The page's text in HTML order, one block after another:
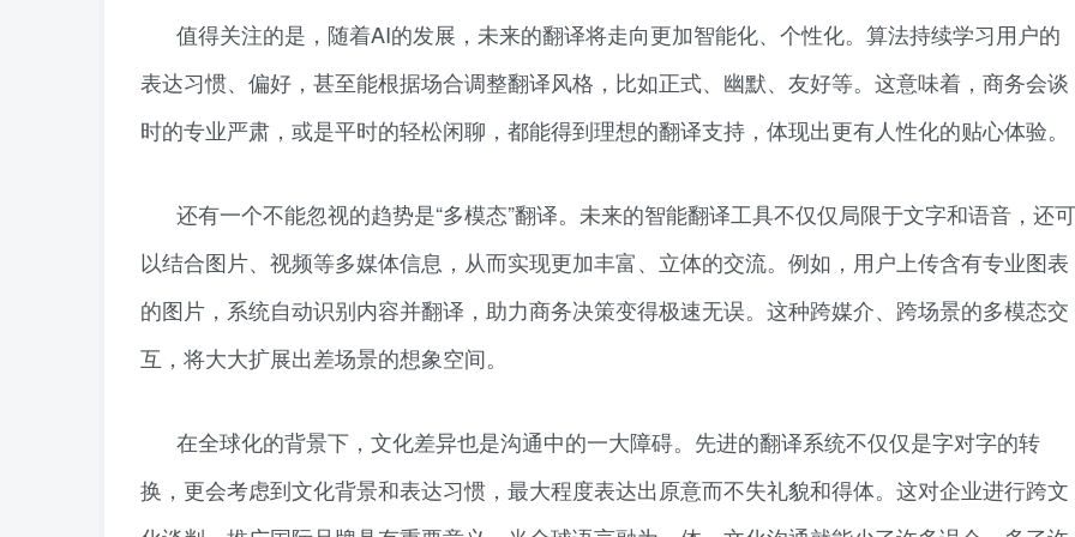
值得关注的是，随着AI的发展，未来的翻译将走向更加智能化、个性化。算法持续学习用户的
表达习惯、偏好，甚至能根据场合调整翻译风格，比如正式、幽默、友好等。这意味着，商务会谈
时的专业严肃，或是平时的轻松闲聊，都能得到理想的翻译支持，体现出更有人性化的贴心体验。
还有一个不能忽视的趋势是“多模态”翻译。未来的智能翻译工具不仅仅局限于文字和语音，还可
以结合图片、视频等多媒体信息，从而实现更加丰富、立体的交流。例如，用户上传含有专业图表
的图片，系统自动识别内容并翻译，助力商务决策变得极速无误。这种跨媒介、跨场景的多模态交
互，将大大扩展出差场景的想象空间。
在全球化的背景下，文化差异也是沟通中的一大障碍。先进的翻译系统不仅仅是字对字的转
换，更会考虑到文化背景和表达习惯，最大程度表达出原意而不失礼貌和得体。这对企业进行跨文